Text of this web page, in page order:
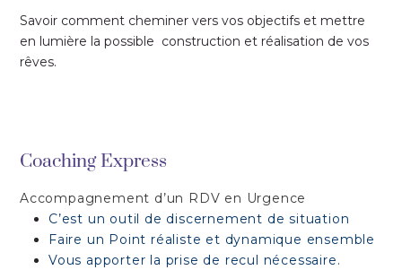
Savoir comment cheminer vers vos objectifs et mettre
en lumière la possible construction et réalisation de vos
rêves.
Coaching Express
Accompagnement d’un RDV en Urgence
C’est un outil de discernement de situation
Faire un Point réaliste et dynamique ensemble
Vous apporter la prise de recul nécessaire.